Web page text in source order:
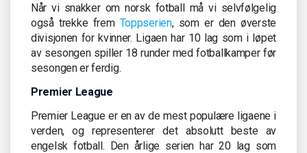
Når vi snakker om norsk fotball må vi selvfølgelig
også trekke frem Toppserien, som er den øverste
divisjonen for kvinner. Ligaen har 10 lag som i løpet
av sesongen spiller 18 runder med fotballkamper før
sesongen er ferdig.
Premier League
Premier League er en av de mest populære ligaene i
verden, og representerer det absolutt beste av
engelsk fotball. Den årlige serien har 20 lag som